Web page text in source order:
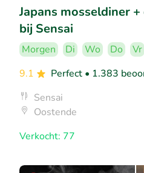
Japans mosseldiner
bij Sensai
Morgen Di Wo Do Vr
9.1
Perfect • 1.383
Sensai
Oostende
Verkocht: 77